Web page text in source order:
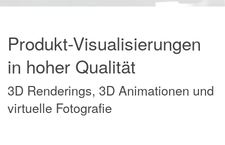
Produkt-Visualisierungen
in hoher Qualität
3D Renderings, 3D Animationen und
virtuelle Fotografie